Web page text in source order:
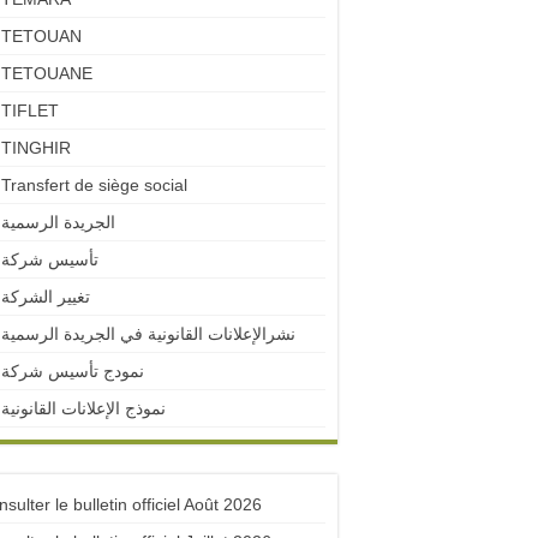
TETOUAN
TETOUANE
TIFLET
TINGHIR
Transfert de siège social
الجريدة الرسمية
تأسيس شركة
تغيير الشركة
نشرالإعلانات القانونية في الجريدة الرسمية
نمودج تأسيس شركة
نموذج الإعلانات القانونية
le bulletin officiel Août 2026